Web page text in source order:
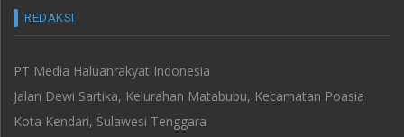
REDAKSI
PT Media Haluanrakyat Indonesia
Jalan Dewi Sartika, Kelurahan Matabubu, Kecamatan Poasia
Kota Kendari, Sulawesi Tenggara